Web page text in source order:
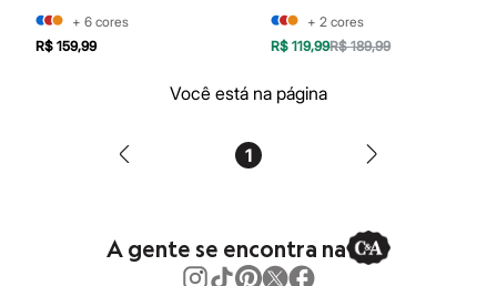
Shampoo
Tratamento
Cuidados com o rosto
Maquiagens
+ 6 cores
R$ 159,99
+ 2 cores
R$ 119,99R$ 189,99
Você está na página
1
A gente se encontra na